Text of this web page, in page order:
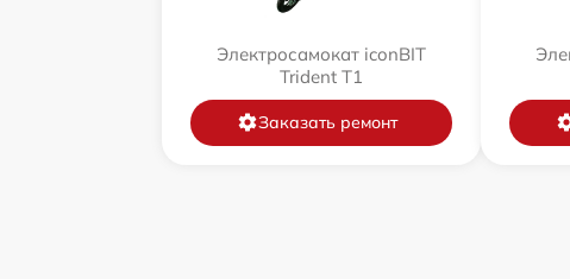
Электросамокат iconBIT
Trident T1
Заказать ремонт